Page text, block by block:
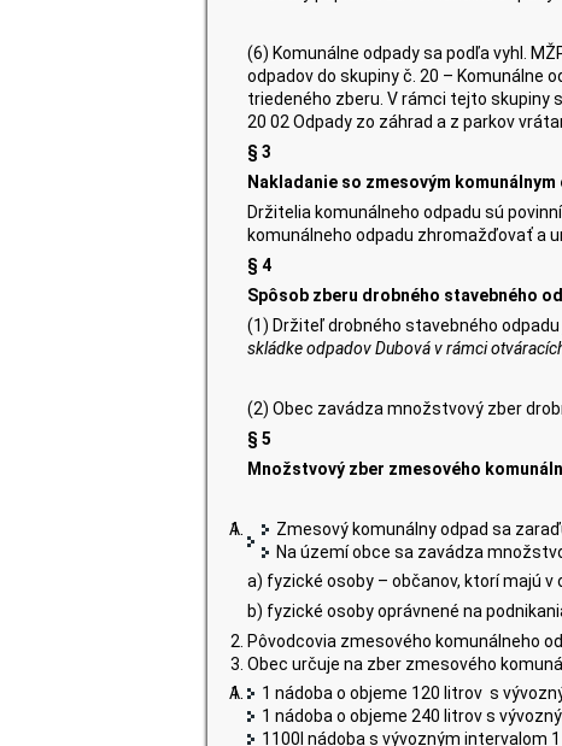
(6) Komunálne odpady sa podľa vyhl.
odpadov do skupiny č. 20 – Komunálne
triedeného zberu. V rámci tejto skupiny
20 02 Odpady zo záhrad a z parkov
§ 3
Nakladanie so zmesovým komunálnym
Držitelia komunálneho odpadu sú
komunálneho odpadu zhromažďovať a
§ 4
Spôsob zberu drobného stavebného
(1) Držiteľ drobného stavebného
skládke odpadov Dubová v rámci
(2) Obec zavádza množstvový zber
§ 5
Množstvový zber zmesového
Zmesový komunálny odpad sa
Na území obce sa zavádza
a) fyzické osoby – občanov, ktorí majú
b) fyzické osoby oprávnené na
Pôvodcovia zmesového komunálneho
Obec určuje na zber zmesového
1 nádoba o objeme 120 litrov s
1 nádoba o objeme 240 litrov s
1100l nádoba s vývozným intervalom